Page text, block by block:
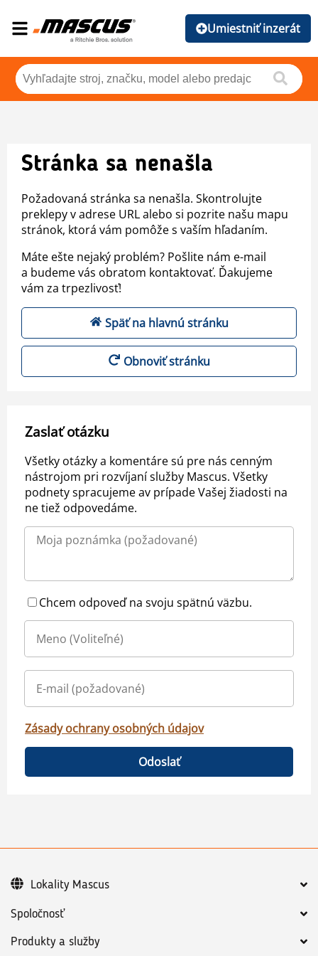
Umiestniť inzerát
Stránka sa nenašla
Požadovaná stránka sa nenašla. Skontrolujte
preklepy v adrese URL alebo si pozrite našu mapu
stránok, ktorá vám pomôže s vaším hľadaním.
Máte ešte nejaký problém? Pošlite nám e-mail
a budeme vás obratom kontaktovať. Ďakujeme
vám za trpezlivosť!
Späť na hlavnú stránku
Obnoviť stránku
Zaslať otázku
Všetky otázky a komentáre sú pre nás cenným
nástrojom pri rozvíjaní služby Mascus. Všetky
podnety spracujeme av prípade Vašej žiadosti na
ne tiež odpovedáme.
Chcem odpoveď na svoju spätnú väzbu.
Zásady ochrany osobných údajov
Odoslať
Spoločnosť
Produkty a služby
Lokality Mascus